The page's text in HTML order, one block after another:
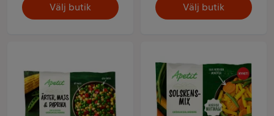
Välj butik Välj butik